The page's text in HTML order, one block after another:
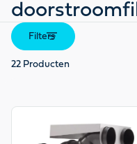
22 Producten
Filters